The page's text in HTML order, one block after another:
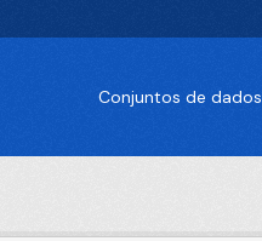
Conjuntos de dados